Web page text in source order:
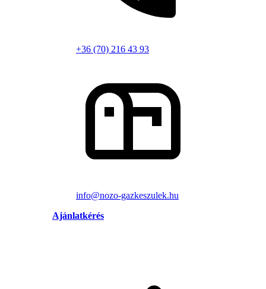
+36 (70) 216 43 93
info@nozo-gazkeszulek.hu
Ajánlatkérés